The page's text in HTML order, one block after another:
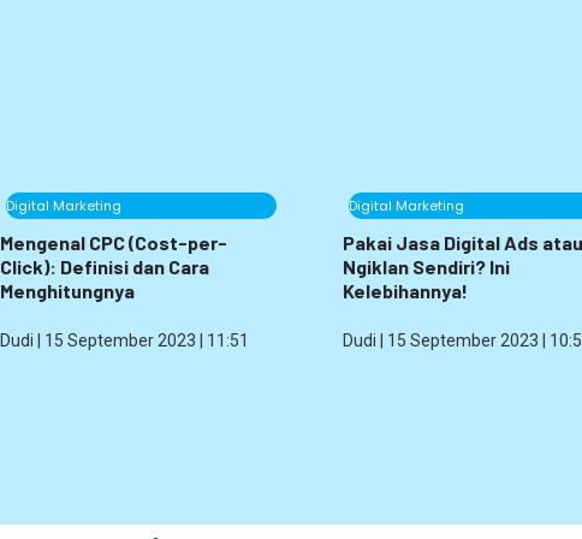
Digital Marketing
Mengenal CPC (Cost-per-
Click): Definisi dan Cara
Menghitungnya
Dudi 15 September 2023 11:51
Digital Marketing
Pakai Jasa Digital Ads atau
Ngiklan Sendiri? Ini
Kelebihannya!
Dudi 15 September 2023